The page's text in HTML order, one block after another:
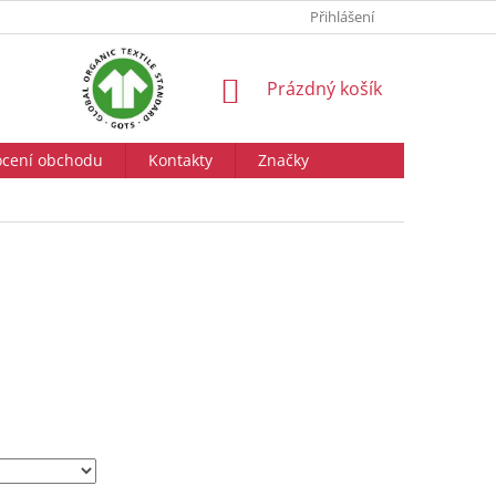
Přihlášení
NÁKUPNÍ
Prázdný košík
obchodu Kontakty
Značky